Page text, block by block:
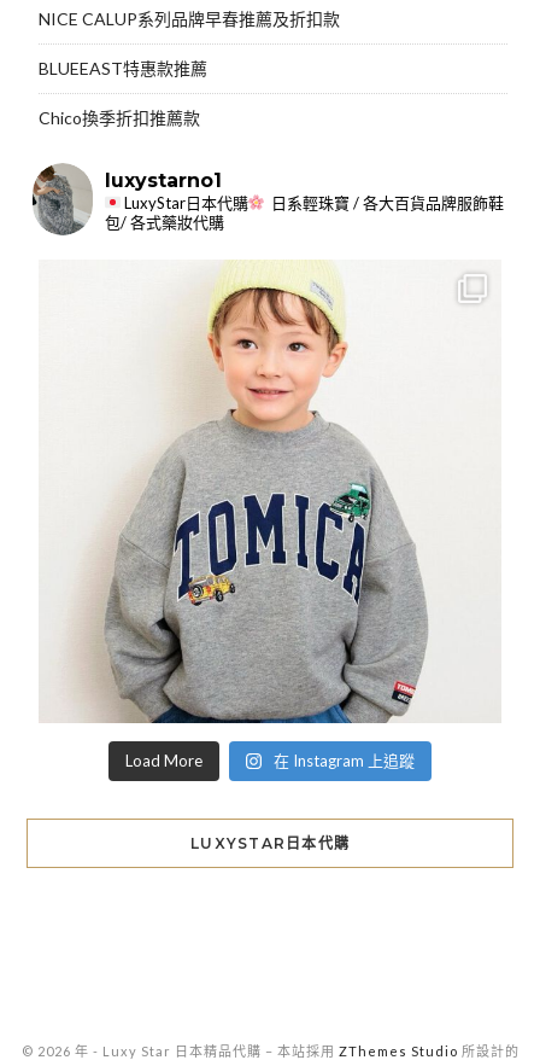
NICE CALUP系列品牌早春推薦及折扣款
BLUEEAST特惠款推薦
Chico換季折扣推薦款
luxystarno1
LuxyStar日本代購
日系輕珠寶 / 各大百貨品牌服飾鞋
包/ 各式藥妝代購
Load More 在 Instagram 上追蹤
LUXYSTAR日本代購
© 2026 年 - Luxy Star 日本精品代購 – 本站採用 ZThemes Studio 所設計的